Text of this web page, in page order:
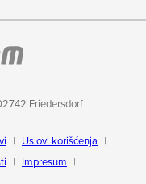
Friedersdorf
Uslovi korišćenja
Impresum